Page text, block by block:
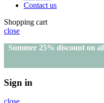
Contact us
Shopping cart
close
Summer 25% discount on
Sign in